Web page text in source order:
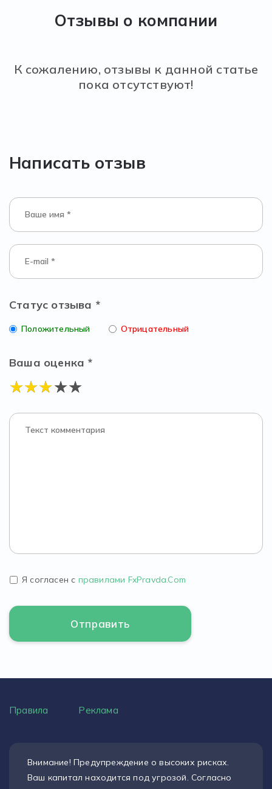
Отзывы о компании
К сожалению, отзывы к данной статье
пока отсутствуют!
Написать отзыв
Статус отзыва *
Положительный Отрицательный
Ваша оценка *
Я согласен с правилами FxPravda.Com
Правила Реклама
Внимание! Предупреждение о высоких рисках.
Ваш капитал находится под угрозой. Согласно